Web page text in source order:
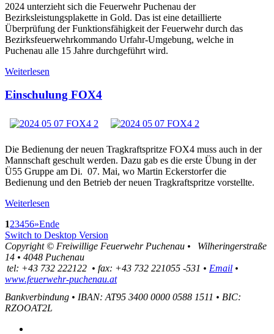
2024 unterzieht sich die Feuerwehr Puchenau der
Bezirksleistungsplakette in Gold. Das ist eine detaillierte
Überprüfung der Funktionsfähigkeit der Feuerwehr durch das
Bezirksfeuerwehrkommando Urfahr-Umgebung, welche in
Puchenau alle 15 Jahre durchgeführt wird.
Weiterlesen
Einschulung FOX4
Die Bedienung der neuen Tragkraftspritze FOX4 muss auch in der
Mannschaft geschult werden. Dazu gab es die erste Übung in der
Ü55 Gruppe am Di. 07. Mai, wo Martin Eckerstorfer die
Bedienung und den Betrieb der neuen Tragkraftspritze vorstellte.
Weiterlesen
123456»Ende
Switch to Desktop Version
Copyright © Freiwillige Feuerwehr Puchenau •
Wilheringerstraße
14 • 4048 Puchenau
tel: +43 732 222122 • fax: +43 732 221055 -531 • Email •
www.feuerwehr-puchenau.at
Bankverbindung • IBAN: AT95 3400 0000 0588 1511 • BIC:
RZOOAT2L